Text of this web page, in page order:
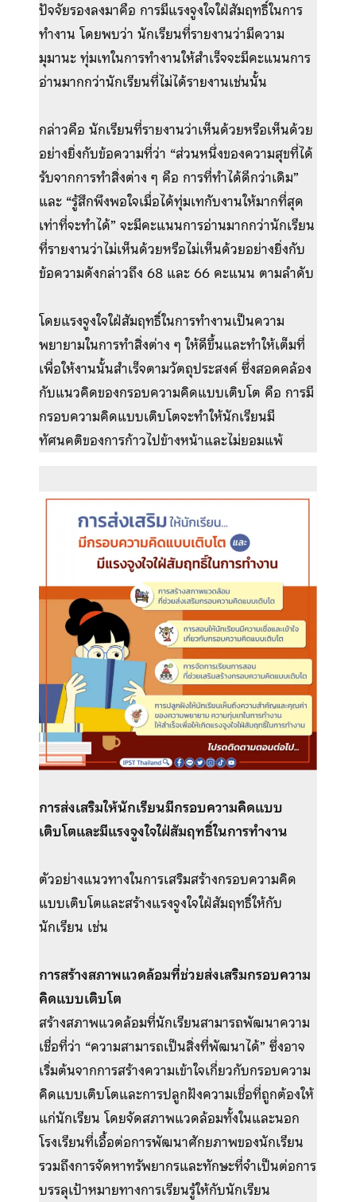
ปัจจัยรองลงมาคือ การมีแรงจูงใจใฝ่สัมฤทธิ์ในการ
ทำงาน โดยพบว่า นักเรียนที่รายงานว่ามีความ
มุมานะ ทุ่มเทในการทำงานให้สำเร็จจะมีคะแนนการ
อ่านมากกว่านักเรียนที่ไม่ได้รายงานเช่นนั้น
กล่าวคือ นักเรียนที่รายงานว่าเห็นด้วยหรือเห็นด้วย
อย่างยิ่งกับข้อความที่ว่า “ส่วนหนึ่งของความสุขที่ได้
รับจากการทำสิ่งต่าง ๆ คือ การที่ทำได้ดีกว่าเดิม”
และ “รู้สึกพึงพอใจเมื่อได้ทุ่มเทกับงานให้มากที่สุด
เท่าที่จะทำได้” จะมีคะแนนการอ่านมากกว่านักเรียน
ที่รายงานว่าไม่เห็นด้วยหรือไม่เห็นด้วยอย่างยิ่งกับ
ข้อความดังกล่าวถึง 68 และ 66 คะแนน ตามลำดับ
โดยแรงจูงใจใฝ่สัมฤทธิ์ในการทำงานเป็นความ
พยายามในการทำสิ่งต่าง ๆ ให้ดีขึ้นและทำให้เต็มที่
เพื่อให้งานนั้นสำเร็จตามวัตถุประสงค์ ซึ่งสอดคล้อง
กับแนวคิดของกรอบความคิดแบบเติบโต คือ การมี
กรอบความคิดแบบเติบโตจะทำให้นักเรียนมี
ทัศนคติของการก้าวไปข้างหน้าและไม่ยอมแพ้
การส่งเสริมให้นักเรียนมีกรอบความคิดแบบ
เติบโตและมีแรงจูงใจใฝ่สัมฤทธิ์ในการทำงาน
ตัวอย่างแนวทางในการเสริมสร้างกรอบความคิด
แบบเติบโตและสร้างแรงจูงใจใฝ่สัมฤทธิ์ให้กับ
นักเรียน เช่น
การสร้างสภาพแวดล้อมที่ช่วยส่งเสริมกรอบความ
คิดแบบเติบโต
สร้างสภาพแวดล้อมที่นักเรียนสามารถพัฒนาความ
เชื่อที่ว่า “ความสามารถเป็นสิ่งที่พัฒนาได้” ซึ่งอาจ
เริ่มต้นจากการสร้างความเข้าใจเกี่ยวกับกรอบความ
คิดแบบเติบโตและการปลูกฝังความเชื่อที่ถูกต้องให้
แก่นักเรียน โดยจัดสภาพแวดล้อมทั้งในและนอก
โรงเรียนที่เอื้อต่อการพัฒนาศักยภาพของนักเรียน
รวมถึงการจัดหาทรัพยากรและทักษะที่จำเป็นต่อการ
บรรลุเป้าหมายทางการเรียนรู้ให้กับนักเรียน